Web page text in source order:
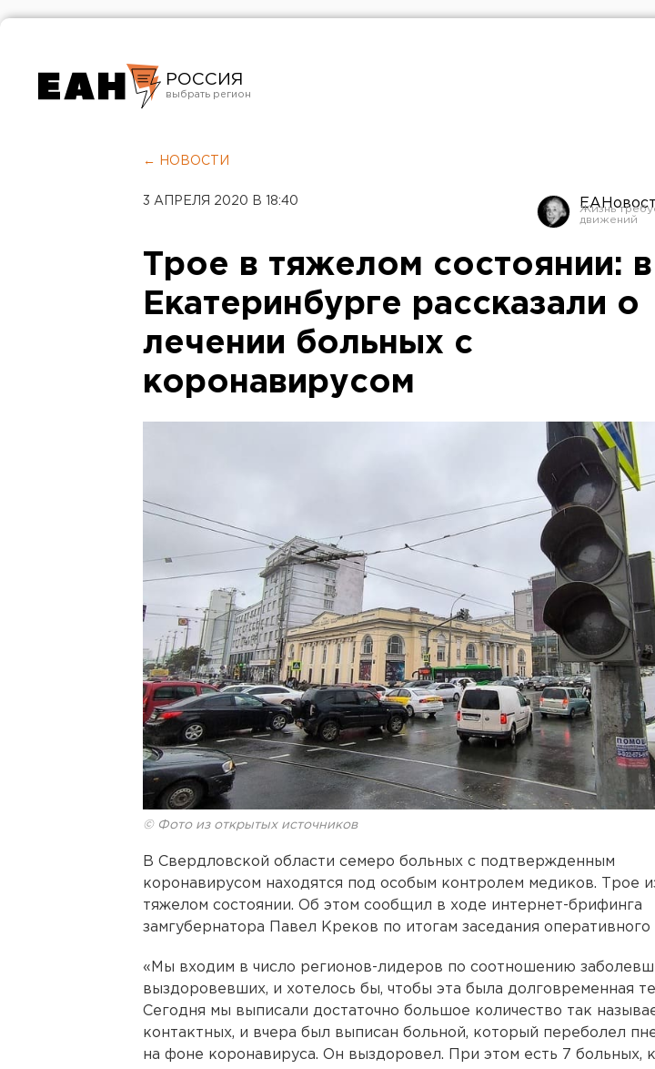
РОССИЯ
Челябинск
← НОВОСТИ
3 АПРЕЛЯ 2020 В 18:40
Трое в тяжелом состоянии: в
Екатеринбурге рассказали о
лечении больных с
коронавирусом
© Фото из открытых источников
В Свердловской области семеро больных с подтвержденным
коронавирусом находятся под особым контролем медиков. Трое
тяжелом состоянии. Об этом сообщил в ходе интернет-брифинга
замгубернатора Павел Креков по итогам заседания оперативного
«Мы входим в число регионов-лидеров по соотношению
выздоровевших, и хотелось бы, чтобы эта была долговременная
Сегодня мы выписали достаточно большое количество так
контактных, и вчера был выписан больной, который переболел
на фоне коронавируса. Он выздоровел. При этом есть 7 больных,